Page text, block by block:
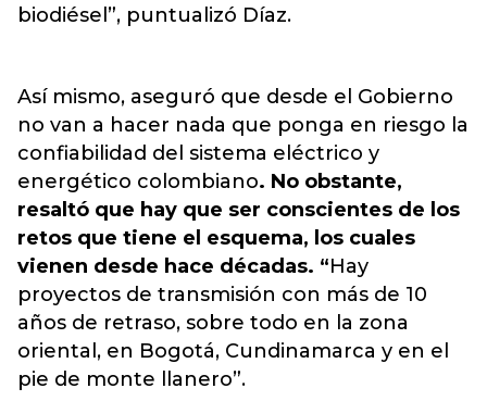
biodiésel”, puntualizó Díaz.
Así mismo, aseguró que desde el Gobierno
no van a hacer nada que ponga en riesgo la
confiabilidad del sistema eléctrico y
energético colombiano. No obstante,
resaltó que hay que ser conscientes de los
retos que tiene el esquema, los cuales
vienen desde hace décadas. “Hay
proyectos de transmisión con más de 10
años de retraso, sobre todo en la zona
oriental, en Bogotá, Cundinamarca y en el
pie de monte llanero”.